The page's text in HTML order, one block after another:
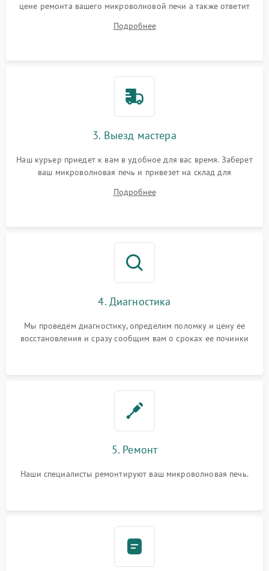
цене ремонта вашего микроволновой печи а также ответит
Подробнее
3. Выезд мастера
Наш курьер приедет к вам в удобное для вас время. Заберет
ваш микроволновая печь и привезет на склад для
Подробнее
4. Диагностика
Мы проведем диагностику, определим поломку и цену ее
восстановления и сразу сообщим вам о сроках ее починки
5. Ремонт
Наши специалисты ремонтируют ваш микроволновая печь.